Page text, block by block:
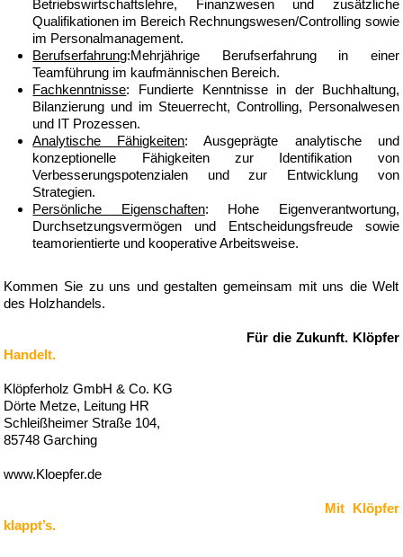
Betriebswirtschaftslehre, Finanzwesen und zusätzliche
Qualifikationen im Bereich Rechnungswesen/Controlling sowie
im Personalmanagement.
Berufserfahrung:Mehrjährige Berufserfahrung in einer
Teamführung im kaufmännischen Bereich.
Fachkenntnisse: Fundierte Kenntnisse in der Buchhaltung,
Bilanzierung und im Steuerrecht, Controlling, Personalwesen
und IT Prozessen.
Analytische Fähigkeiten: Ausgeprägte analytische und
konzeptionelle Fähigkeiten zur Identifikation von
Verbesserungspotenzialen und zur Entwicklung von
Strategien.
Persönliche Eigenschaften: Hohe Eigenverantwortung,
Durchsetzungsvermögen und Entscheidungsfreude sowie
teamorientierte und kooperative Arbeitsweise.
Kommen Sie zu uns und gestalten gemeinsam mit uns die Welt
des Holzhandels.
Für die Zukunft. Klöpfer
Handelt.
Klöpferholz GmbH & Co. KG
Dörte Metze, Leitung HR
Schleißheimer Straße 104,
85748 Garching
www.Kloepfer.de
Mit Klöpfer
klappt’s.